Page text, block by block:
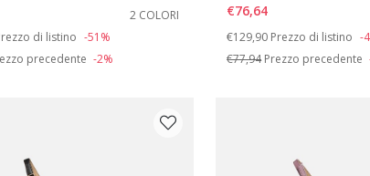
2 COLORI
from
di listino -51%
precedente -2%
€76,64
Price reduced from
€129,90 to
Prezzo di listino -
€77,94Prezzo precedente